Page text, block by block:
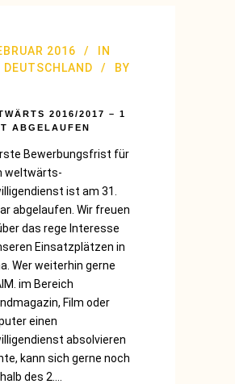
2016
IN
BY
2016/2017 – 1
ABGELAUFEN
Bewerbungsfrist für
weltwärts-
ist am 31.
abgelaufen. Wir freuen
das rege Interesse
Einsatzplätzen in
Wer weiterhin gerne
im Bereich
Film oder
einen
absolvieren
kann sich gerne noch
des 2....